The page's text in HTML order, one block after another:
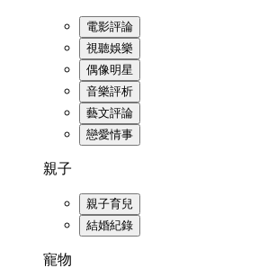
電影評論
視聽娛樂
偶像明星
音樂評析
藝文評論
戀愛情事
親子
親子育兒
結婚紀錄
寵物